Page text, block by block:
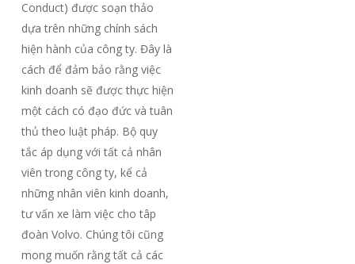
Conduct) được soạn thảo
dựa trên những chính sách
hiện hành của công ty. Đây là
cách để đảm bảo rằng việc
kinh doanh sẽ được thực hiện
một cách có đạo đức và tuân
thủ theo luật pháp. Bộ quy
tắc áp dụng với tất cả nhân
viên trong công ty, kể cả
những nhân viên kinh doanh,
tư vấn xe làm việc cho tâp
đoàn Volvo. Chúng tôi cũng
mong muốn rằng tất cả các